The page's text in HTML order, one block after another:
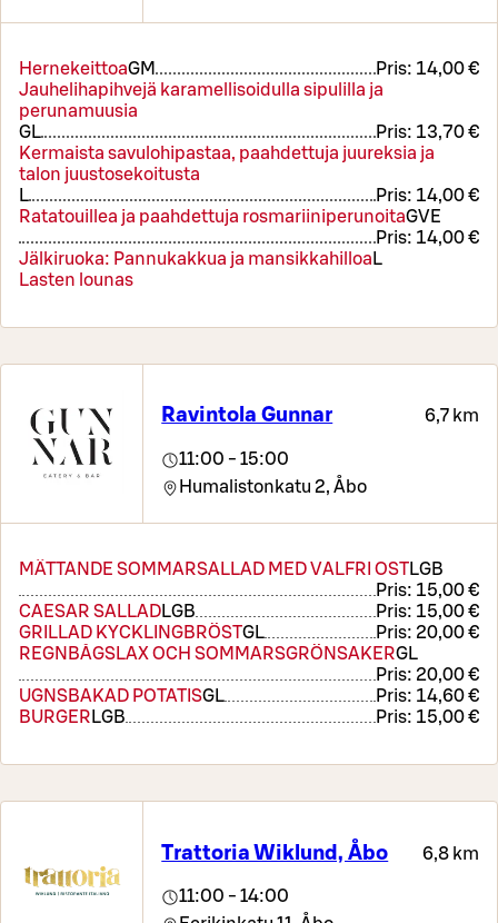
HernekeittoaGM Pris: 14,00 €
Jauhelihapihvejä karamellisoidulla sipulilla ja
perunamuusia
GL Pris: 13,70 €
Kermaista savulohipastaa, paahdettuja juureksia ja
talon juustosekoitusta
L
Pris: 14,00 €
Ratatouillea ja paahdettuja rosmariiniperunoitaGVE
Pris: 14,00 €
Jälkiruoka: Pannukakkua ja mansikkahilloa L
Lasten lounas
Ravintola Gunnar 6,7 km
11:00 - 15:00
Humalistonkatu 2, Åbo
MÄTTANDE SOMMARSALLAD MED VALFRI OSTLGB
Pris: 15,00 €
CAESAR SALLADLGB Pris: 15,00 €
GRILLAD KYCKLINGBRÖSTGL Pris: 20,00 €
REGNBÅGSLAX OCH SOMMARSGRÖNSAKERGL
Pris: 20,00 €
UGNSBAKAD POTATISGL Pris: 14,60 €
BURGER LGB Pris: 15,00 €
Trattoria Wiklund, Åbo 6,8 km
11:00 - 14:00